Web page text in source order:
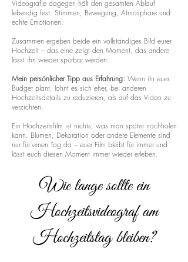
Videografie dagegen hält den gesamten Ablauf
lebendig fest: Stimmen, Bewegung, Atmosphäre und
echte Emotionen.
Zusammen ergeben beide ein vollständiges Bild eurer
Hochzeit – das eine zeigt den Moment, das andere
lässt ihn wieder spürbar werden.
Mein persönlicher Tipp aus Erfahrung: Wenn ihr euer
Budget plant, lohnt es sich eher, bei anderen
Hochzeitsdetails zu reduzieren, als auf das Video zu
verzichten.
Ein Hochzeitsfilm ist nichts, was man später nachholen
kann. Blumen, Dekoration oder andere Elemente sind
nur für einen Tag da – euer Film bleibt für immer und
lässt euch diesen Moment immer wieder erleben.
Wie lange sollte ein
Hochzeitsvideograf am
Hochzeitstag bleiben?